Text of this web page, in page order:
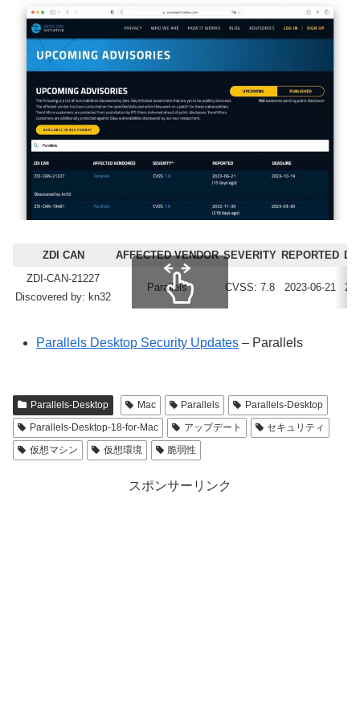
ZDI CAN AFFECTED VENDOR SEVERITY REPORTED
ZDI-CAN-21227
Discovered by: kn32
Parallels CVSS: 7.8 2023-06-21
Parallels Desktop Security Updates – Parallels
Parallels-Desktop Mac Parallels
Parallels-Desktop
Parallels-Desktop-18-for-Mac
アップデート
セキュリティ
仮想マシン
仮想環境 脆弱性
スポンサーリンク